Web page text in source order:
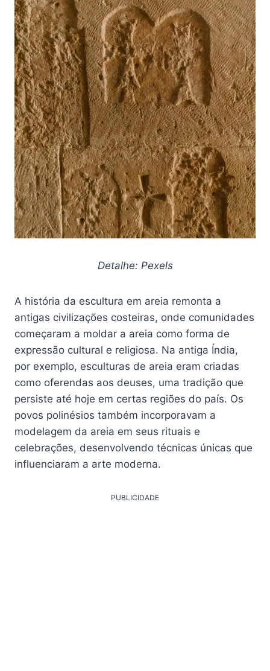
Detalhe: Pexels
A história da escultura em areia remonta a
antigas civilizações costeiras, onde comunidades
começaram a moldar a areia como forma de
expressão cultural e religiosa. Na antiga Índia,
por exemplo, esculturas de areia eram criadas
como oferendas aos deuses, uma tradição que
persiste até hoje em certas regiões do país. Os
povos polinésios também incorporavam a
modelagem da areia em seus rituais e
celebrações, desenvolvendo técnicas únicas que
influenciaram a arte moderna.
PUBLICIDADE